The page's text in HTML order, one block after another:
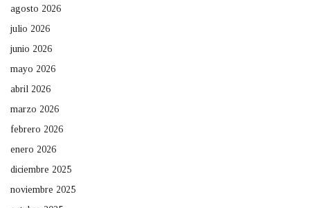
agosto 2026
julio 2026
junio 2026
mayo 2026
abril 2026
marzo 2026
febrero 2026
enero 2026
diciembre 2025
noviembre 2025